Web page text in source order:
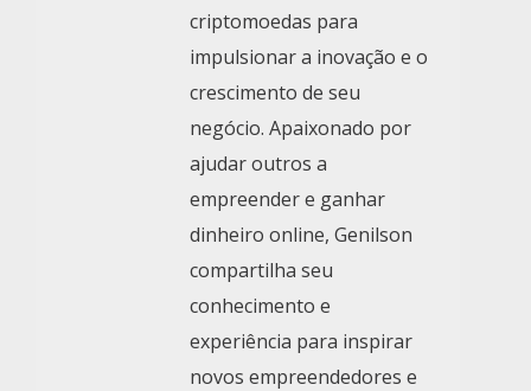
criptomoedas para
impulsionar a inovação e o
crescimento de seu
negócio. Apaixonado por
ajudar outros a
empreender e ganhar
dinheiro online, Genilson
compartilha seu
conhecimento e
experiência para inspirar
novos empreendedores e